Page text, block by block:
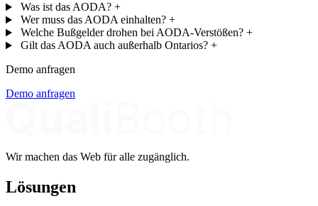
Was ist das AODA? +
Wer muss das AODA einhalten? +
Welche Bußgelder drohen bei AODA-Verstößen? +
Gilt das AODA auch außerhalb Ontarios? +
Demo anfragen
Demo anfragen
Wir machen das Web für alle zugänglich.
Lösungen